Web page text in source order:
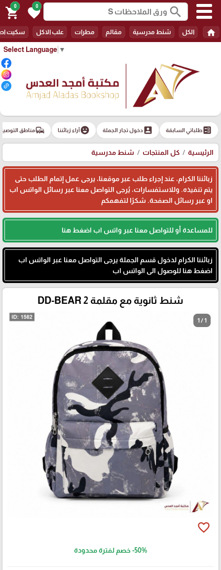
Select Language ▼
search
0
favorite
0
shopping_cart
home الكل شنط مدرسية مقالم مطرات علب الاكل سكيت
ballotطلباتي السابقة account_boxدخول تجار الجملة emoji_emotionsآراء زبائننا commuteمناطق
الرئيسية كل المنتجات شنط مدرسية
زبائننا الكرام، عند إجراء طلب عبر موقعنا، يرجى عمل إتمام الطلب حتى
يتم تنفيذه. وللاستفسارات، يُرجى التواصل معنا عبر رسائل الواتس اب
او عبر رسائل الصفحة. شكرًا لتفهمكم
للمساعدة أو للتواصل معنا عبر واتس اب اضغط هنا
زبائننا الكرام لدخول قسم الجملة يرجى التواصل معنا عبر الواتس اب
اضغط هنا للوصول الى الواتس اب
شنط ثانوية مع مقلمة DD-BEAR 2
1 / 1
favorite_border
-50% خصم لفترة محدودة